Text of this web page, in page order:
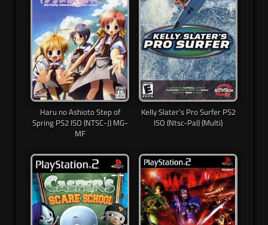
Haru no Ashioto Step of
Spring PS2 ISO (NTSC-J) MG-
MF
Kelly Slater’s Pro Surfer PS2
ISO (Ntsc-Pal) (Multi)